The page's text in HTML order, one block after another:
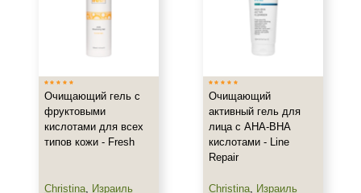
Любой возраст
Любой возраст (от 18 лет)
Показать еще
Действие
Очищающий гель с
фруктовыми
кислотами для всех
типов кожи - Fresh
Christina, Израиль
Очищающий
активный гель для
лица с AHA-BHA
кислотами - Line
Repair
Christina, Израиль